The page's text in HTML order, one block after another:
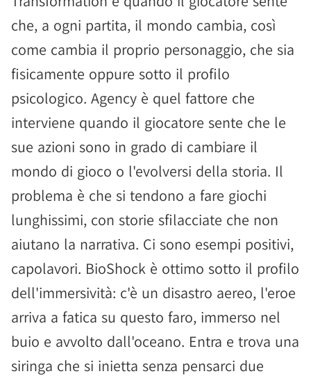
che, a ogni partita, il mondo cambia, così
come cambia il proprio personaggio, che sia
fisicamente oppure sotto il profilo
psicologico. Agency è quel fattore che
interviene quando il giocatore sente che le
sue azioni sono in grado di cambiare il
mondo di gioco o l'evolversi della storia. Il
problema è che si tendono a fare giochi
lunghissimi, con storie sfilacciate che non
aiutano la narrativa. Ci sono esempi positivi,
capolavori. BioShock è ottimo sotto il profilo
dell'immersività: c'è un disastro aereo, l'eroe
arriva a fatica su questo faro, immerso nel
buio e avvolto dall'oceano. Entra e trova una
siringa che si inietta senza pensarci due